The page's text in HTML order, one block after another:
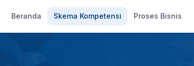
Beranda Skema Kompetensi Proses Bisnis